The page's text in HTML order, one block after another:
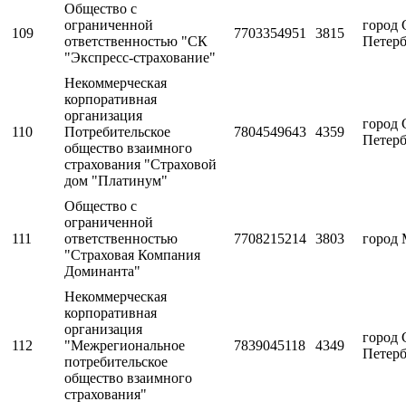
109
Общество с
ограниченной
ответственностью "СК
"Экспресс-страхование"
7703354951 3815
город
110
Некоммерческая
корпоративная
организация
Потребительское
общество взаимного
страхования "Страховой
дом "Платинум"
7804549643 4359
город
111
Общество с
ограниченной
ответственностью
"Страховая Компания
Доминанта"
7708215214 3803 город
112
Некоммерческая
корпоративная
организация
"Межрегиональное
потребительское
общество взаимного
страхования"
7839045118 4349
город